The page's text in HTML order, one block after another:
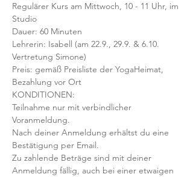
Regulärer Kurs am Mittwoch, 10 - 11 Uhr, im
Studio
Dauer: 60 Minuten
Lehrerin: Isabell (am 22.9., 29.9. & 6.10.
Vertretung Simone)
Preis: gemäß Preisliste der YogaHeimat,
Bezahlung vor Ort
KONDITIONEN:
Teilnahme nur mit verbindlicher
Voranmeldung.
Nach deiner Anmeldung erhältst du eine
Bestätigung per Email.
Zu zahlende Beträge sind mit deiner
Anmeldung fällig, auch bei einer etwaigen